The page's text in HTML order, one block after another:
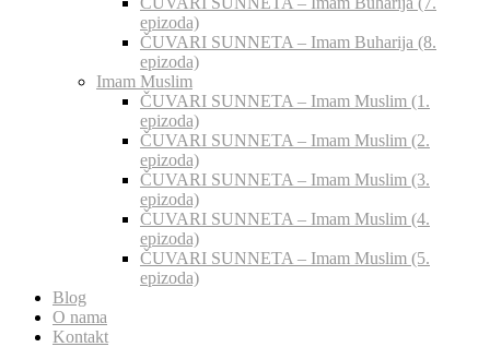
epizoda)
ČUVARI SUNNETA – Imam Buharija (8.
epizoda)
Imam Muslim
ČUVARI SUNNETA – Imam Muslim (1.
epizoda)
ČUVARI SUNNETA – Imam Muslim (2.
epizoda)
ČUVARI SUNNETA – Imam Muslim (3.
epizoda)
ČUVARI SUNNETA – Imam Muslim (4.
epizoda)
ČUVARI SUNNETA – Imam Muslim (5.
epizoda)
Blog
O nama
Kontakt